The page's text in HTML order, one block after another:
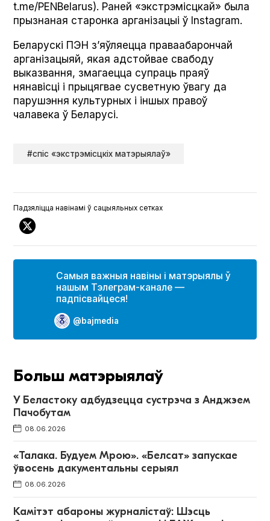
t.me/PENBelarus). Раней «экстрэмісцкай» была
прызнаная старонка арганізацыі ў Insta­gram.
Беларускі ПЭН з’яўляецца праваабарончай
арганізацыяй, якая адстойвае свабоду
выказвання, змагаецца супраць праяў
нянавісці і прыцягвае сусветную ўвагу да
парушэння культурных і іншых правоў
чалавека ў Беларусі.
#спіс «экстрэмісцкіх матэрыялаў»
Падзяліцца навінамі ў сацыяльных сетках
Самыя важныя навіны і матэрыялы ў
нашым Тэлеграм-канале —
падпісвайцеся!
@bajmedia
Больш матэрыялаў
У Беластоку адбудзецца сустрэча з Анджэем
Пачобутам
08.06.2026
«Талака. Будуем Мрою». «Белсат» запускае
ўвосень дакументальны серыял
08.06.2026
Камітэт абароны журналістаў: Шэсць